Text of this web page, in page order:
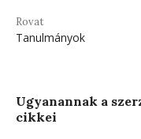
Rovat
Tanulmányok
Ugyanannak a
cikkei